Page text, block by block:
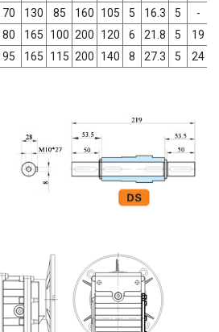
70 130 85 160 105 5 16.3 5 -
80 165 100 200 120 6 21.8 5 19
95 165 115 200 140 8 27.3 5 24